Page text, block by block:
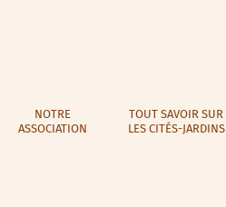
NOTRE
ASSOCIATION
TOUT SAVOIR SUR
LES CITÉS-JARDINS